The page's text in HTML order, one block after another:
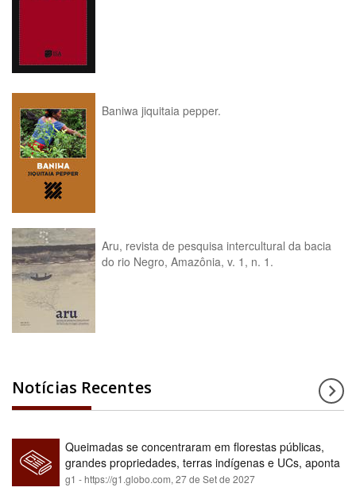
Baniwa jiquitaia pepper.
Aru, revista de pesquisa intercultural da bacia
do rio Negro, Amazônia, v. 1, n. 1.
Notícias Recentes
Queimadas se concentraram em florestas públicas,
grandes propriedades, terras indígenas e UCs, aponta
relatório
g1 - https://g1.globo.com, 27 de Set de 2027